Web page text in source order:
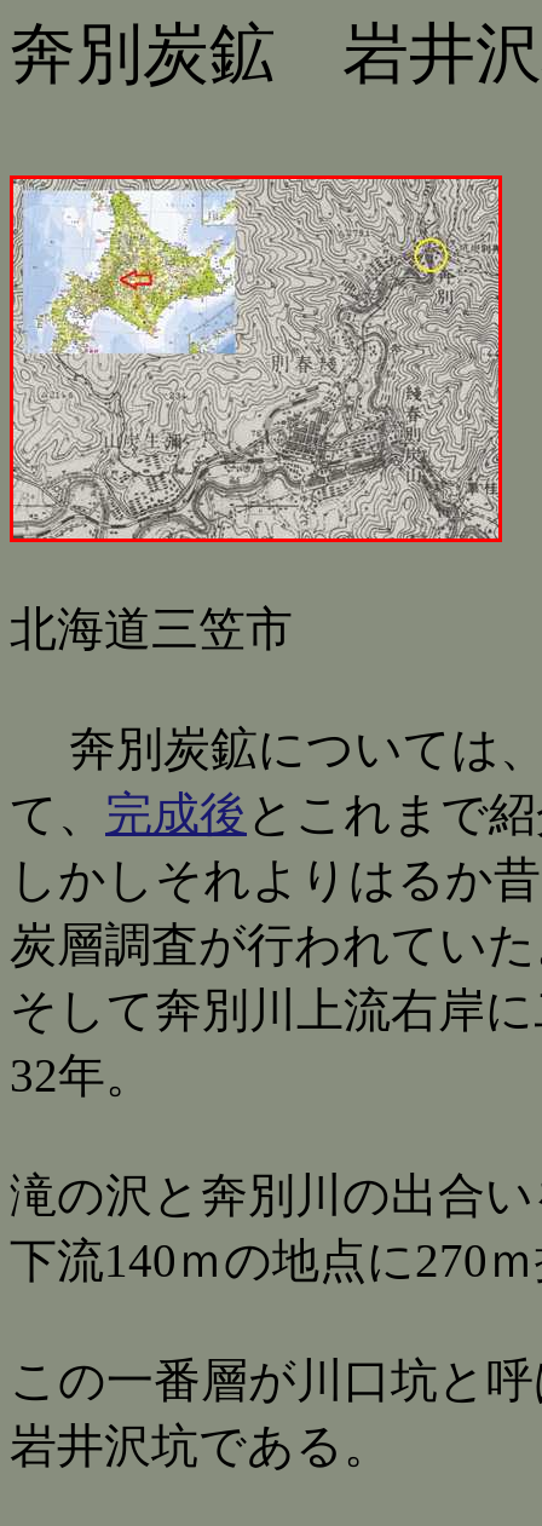
奔別炭鉱 岩井
北海道三笠市
奔別炭鉱については
て、 完成後 とこれまで
しかしそれよりはるか
炭層調査が行われてい
そして奔別川上流右岸
32年。
滝の沢と奔別川の出合
下流140ｍの地点に270
この一番層が川口坑と
岩井沢坑である。